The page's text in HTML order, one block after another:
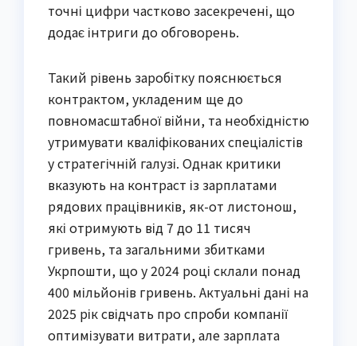
точні цифри частково засекречені, що
додає інтриги до обговорень.
Такий рівень заробітку пояснюється
контрактом, укладеним ще до
повномасштабної війни, та необхідністю
утримувати кваліфікованих спеціалістів
у стратегічній галузі. Однак критики
вказують на контраст із зарплатами
рядових працівників, як-от листонош,
які отримують від 7 до 11 тисяч
гривень, та загальними збитками
Укрпошти, що у 2024 році склали понад
400 мільйонів гривень. Актуальні дані на
2025 рік свідчать про спроби компанії
оптимізувати витрати, але зарплата